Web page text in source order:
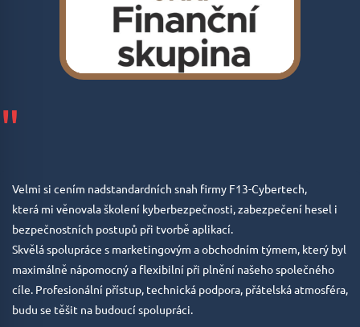
Velmi si cením nadstandardních snah firmy F13-Cybertech,
která mi věnovala školení kyberbezpečnosti, zabezpečení hesel i
bezpečnostních postupů při tvorbě aplikací.
Skvělá spolupráce s marketingovým a obchodním týmem, který byl
maximálně nápomocný a flexibilní při plnění našeho společného
cíle. Profesionální přístup, technická podpora, přátelská atmosféra,
budu se těšit na budoucí spolupráci.
"